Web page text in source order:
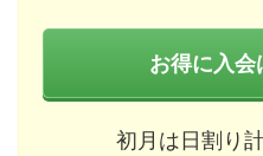
お得に入会
初月は日割り